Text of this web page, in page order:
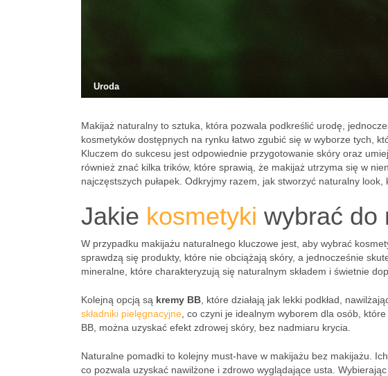
Uroda
Makijaż naturalny to sztuka, która pozwala podkreślić urodę,
kosmetyków dostępnych na rynku łatwo zgubić się w wyborze tych,
Kluczem do sukcesu jest odpowiednie przygotowanie skóry oraz
również znać kilka trików, które sprawią, że makijaż utrzyma się w
najczęstszych pułapek. Odkryjmy razem, jak stworzyć naturalny
Jakie kosmetyki wybrać do
W przypadku makijażu naturalnego kluczowe jest, aby wybrać
sprawdzą się produkty, które nie obciążają skóry, a jednocześnie
mineralne, które charakteryzują się naturalnym składem i świetnie
Kolejną opcją są kremy BB , które działają jak lekki podkład,
składniki pielęgnacyjne , co czyni je idealnym wyborem dla osób,
BB, można uzyskać efekt zdrowej skóry, bez nadmiaru krycia.
Naturalne pomadki to kolejny must-have w makijażu bez makijażu.
co pozwala uzyskać nawilżone i zdrowo wyglądające usta.